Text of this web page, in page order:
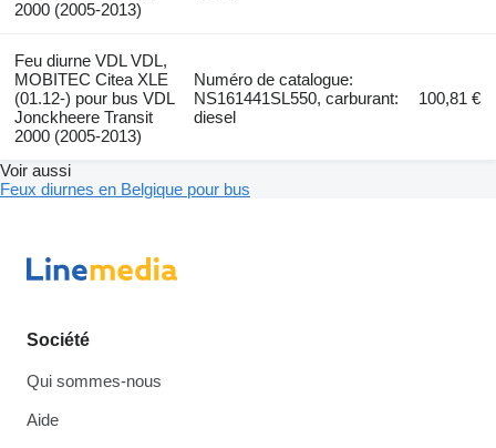
2000 (2005-2013)
Feu diurne VDL VDL,
MOBITEC Citea XLE
(01.12-) pour bus VDL
Jonckheere Transit
2000 (2005-2013)
Numéro de catalogue:
NS161441SL550, carburant:
diesel
100,81 €
Voir aussi
Feux diurnes en Belgique pour bus
Société
Qui sommes-nous
Aide